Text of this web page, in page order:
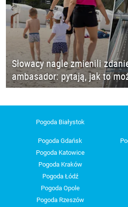
Słowacy nagle zmienili
ambasador: pytają, jak to
Pogoda Białystok
Pogoda Gdańsk
Pogoda Katowice
Pogoda Kraków
Pogoda Łódź
Pogoda Opole
Pogoda Rzeszów